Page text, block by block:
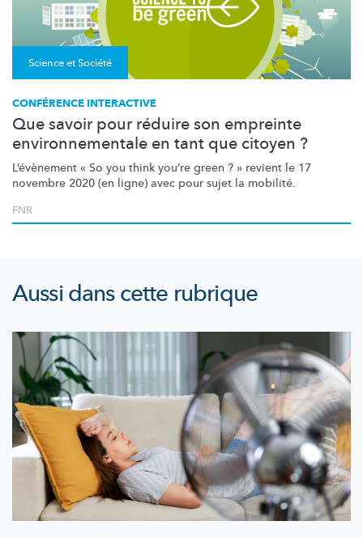
Science et Société
CONFÉRENCE INTERACTIVE
Que savoir pour réduire son empreinte
environnementale en tant que citoyen ?
L’évènement « So you think you’re green ? » revient le 17
novembre 2020 (en ligne) avec pour sujet la mobilité.
FNR
Aussi dans cette rubrique